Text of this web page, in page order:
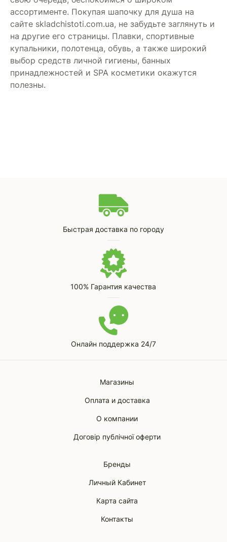
ассортименте. Покупая шапочку для душа на
сайте skladchistoti.com.ua, не забудьте заглянуть и
на другие его страницы. Плавки, спортивные
купальники, полотенца, обувь, а также широкий
выбор средств личной гигиены, банных
принадлежностей и SPA косметики окажутся
полезны.
Быстрая доставка по городу
100% Гарантия качества
Онлайн поддержка 24/7
Магазины
Оплата и доставка
О компании
Договір публічної оферти
Бренды
Личный Кабинет
Карта сайта
Контакты